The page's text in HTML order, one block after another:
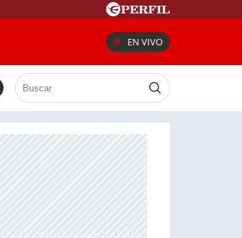
EN VIVO